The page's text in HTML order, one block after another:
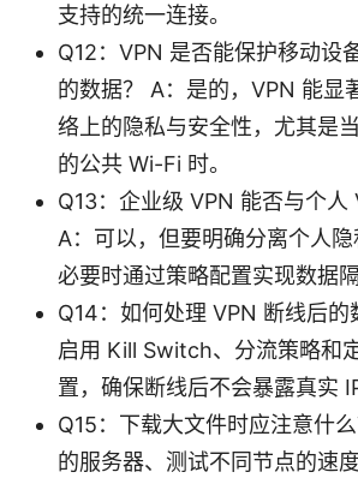
支持的统一连接。
Q12：VPN 是否能保护移动设
的数据？ A：是的，VPN 能显
络上的隐私与安全性，尤其是
的公共 Wi-Fi 时。
Q13：企业级 VPN 能否与个人
A：可以，但要明确分离个人隐
必要时通过策略配置实现数据隔
Q14：如何处理 VPN 断线后的
启用 Kill Switch、分流策略和
置，确保断线后不会暴露真实 IP
Q15：下载大文件时应注意什
的服务器、测试不同节点的速